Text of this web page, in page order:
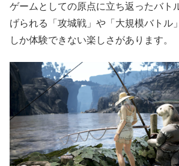
ゲームとしての原点に立ち返ったバト
げられる「攻城戦」や「大規模バトル
しか体験できない楽しさがあります。